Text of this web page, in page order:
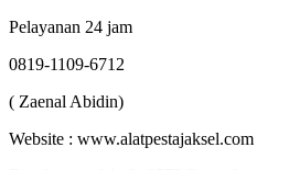
Pelayanan 24 jam
0819-1109-6712
( Zaenal Abidin)
Website : www.alatpestajaksel.com